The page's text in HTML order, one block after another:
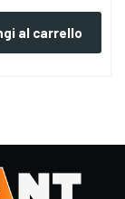
al carrello